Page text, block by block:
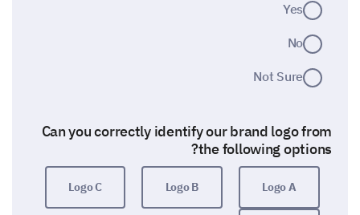
Yes
No
Not Sure
Can you correctly identify our brand logo from
the following options?
Logo A
Logo B
Logo C